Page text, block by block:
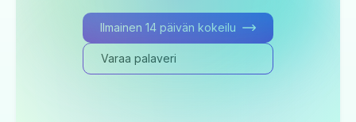
Ilmainen 14 päivän kokeilu
Varaa palaveri